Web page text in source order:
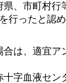
県、市町村
行ったと認
合は、適宜
十字血液セ